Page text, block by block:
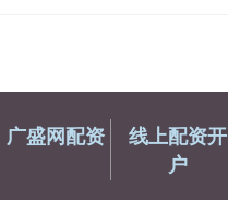
广盛网配资
线上配资开
户